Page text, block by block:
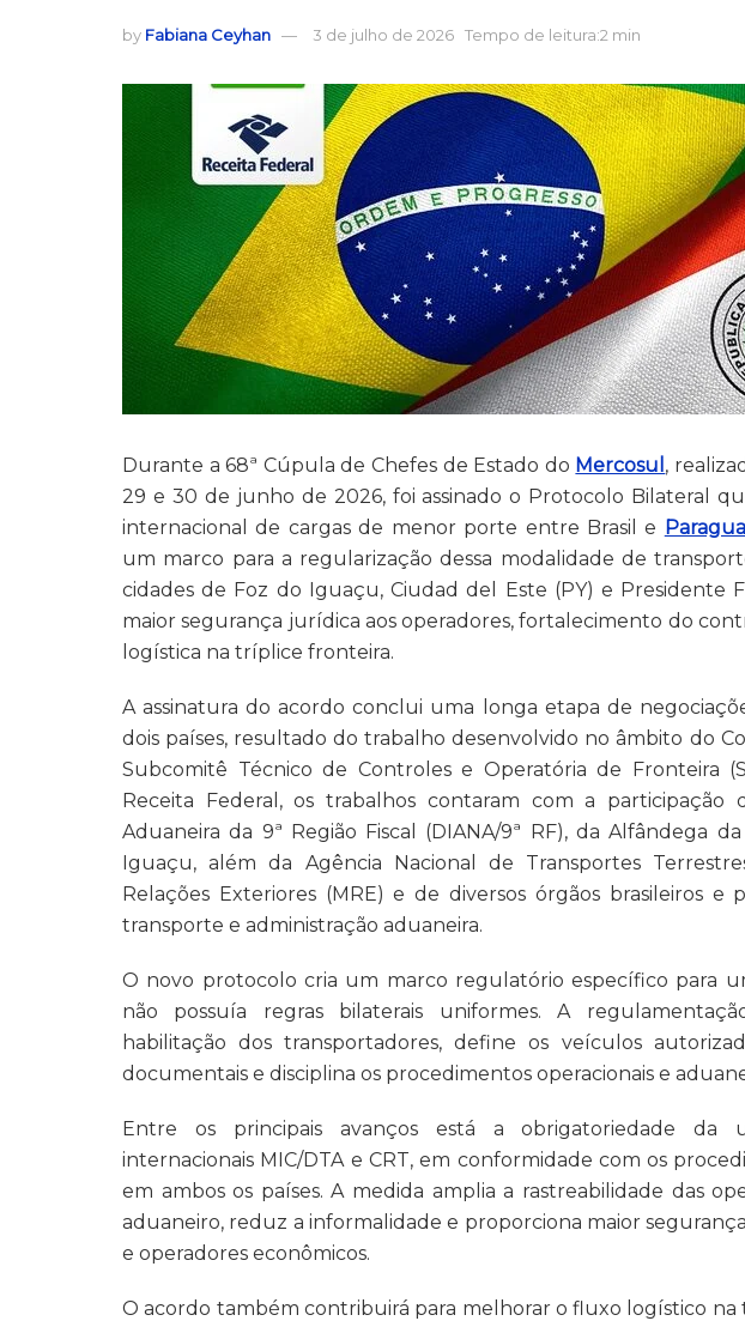
by Fabiana Ceyhan 3 de julho de 2026 Tempo de leitura:2 min
Durante a 68ª Cúpula de Chefes de Estado do Mercosul ,
29 e 30 de junho de 2026, foi assinado o Protocolo Bilateral
internacional de cargas de menor porte entre Brasil e
um marco para a regularização dessa modalidade de
cidades de Foz do Iguaçu, Ciudad del Este (PY) e Presidente
maior segurança jurídica aos operadores, fortalecimento do
logística na tríplice fronteira.
A assinatura do acordo conclui uma longa etapa de
dois países, resultado do trabalho desenvolvido no âmbito do
Subcomitê Técnico de Controles e Operatória de Fronteira
Receita Federal, os trabalhos contaram com a participação
Aduaneira da 9ª Região Fiscal (DIANA/9ª RF), da Alfândega
Iguaçu, além da Agência Nacional de Transportes
Relações Exteriores (MRE) e de diversos órgãos brasileiros e
transporte e administração aduaneira.
O novo protocolo cria um marco regulatório específico para
não possuía regras bilaterais uniformes. A
habilitação dos transportadores, define os veículos
documentais e disciplina os procedimentos operacionais e
Entre os principais avanços está a obrigatoriedade da
internacionais MIC/DTA e CRT, em conformidade com os
em ambos os países. A medida amplia a rastreabilidade das
aduaneiro, reduz a informalidade e proporciona maior
e operadores econômicos.
O acordo também contribuirá para melhorar o fluxo logístico